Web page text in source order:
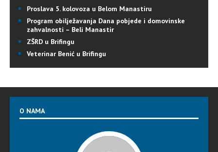
Proslava 5. kolovoza u Belom Manastiru
Program obilježavanja Dana pobjede i domovinske
zahvalnosti – Beli Manastir
ZŠRD u Brifingu
Veterinar Benić u Brifingu
O NAMA